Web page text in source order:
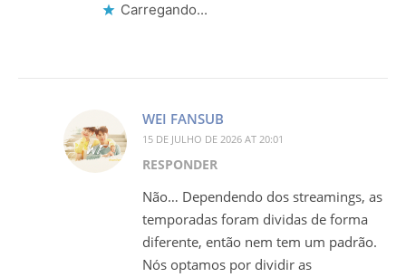
Carregando...
WEI FANSUB
15 DE JULHO DE 2026 AT 20:01
RESPONDER
Não… Dependendo dos streamings, as
temporadas foram dividas de forma
diferente, então nem tem um padrão.
Nós optamos por dividir as